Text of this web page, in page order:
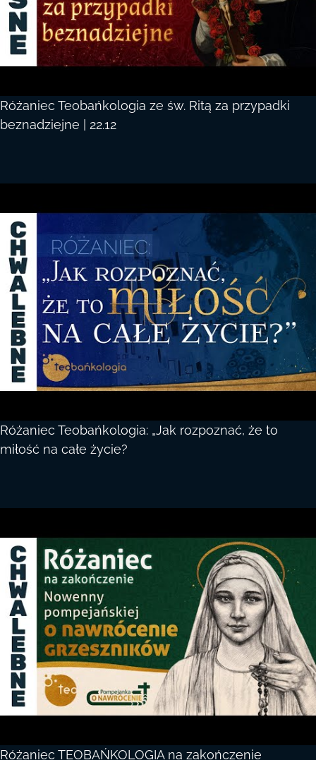
Różaniec Teobańkologia ze św. Ritą za przypadki
beznadziejne | 22.12
Różaniec Teobańkologia: „Jak rozpoznać, że to
miłość na całe życie?
Różaniec TEOBAŃKOLOGIA na zakończenie